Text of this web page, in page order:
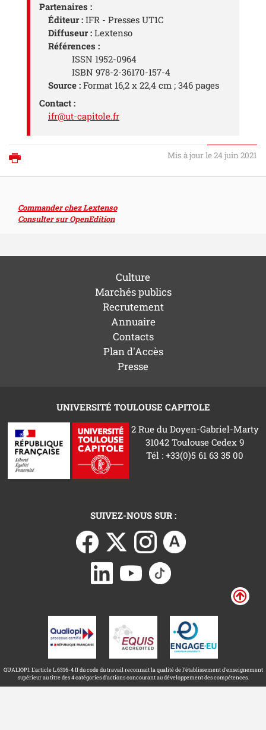
Partenaires :
Éditeur: IFR - Presses UT1C
Diffuseur : Lextenso
Références :
ISSN 1952-0964
ISBN 978-2-36170-157-4
Source : Format 16,2 x 22,4 cm ; 346 pages
Contact :
ifr@ut-capitole.fr
Mis à jour le 24 juin 2021
Commander chez Lextenso
Consulter sur OpenEdition
Culture
Marchés publics
Recrutement
Annuaire
Contacts
Plan d'Accès
Presse
UNIVERSITÉ TOULOUSE CAPITOLE
2 Rue du Doyen-Gabriel-Marty
31042 Toulouse Cedex 9
Tél : +33(0)5 61 63 35 00
SUIVEZ-NOUS SUR :
QUALIOPI: L'article L.6316-4 II du code du travail reconnait la qualité de l'établissement d'enseignement
supérieur au titre des 4 catégories d'actions concourant au développement des compétences.